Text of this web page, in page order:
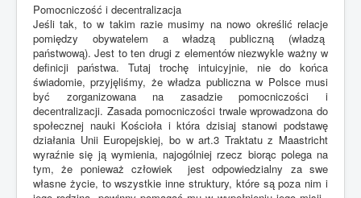
Pomocniczość i decentralizacja
Jeśli tak, to w takim razie musimy na nowo określić relacje
pomiędzy obywatelem a władzą publiczną (władzą
państwową). Jest to ten drugi z elementów niezwykle ważny w
definicji państwa. Tutaj trochę intuicyjnie, nie do końca
świadomie, przyjęliśmy, że władza publiczna w Polsce musi
być zorganizowana na zasadzie pomocniczości i
decentralizacji. Zasada pomocniczości trwale wprowadzona do
społecznej nauki Kościoła i która dzisiaj stanowi podstawę
działania Unii Europejskiej, bo w art.3 Traktatu z Maastricht
wyraźnie się ją wymienia, najogólniej rzecz biorąc polega na
tym, że ponieważ człowiek jest odpowiedzialny za swe
własne życie, to wszystkie inne struktury, które są poza nim i